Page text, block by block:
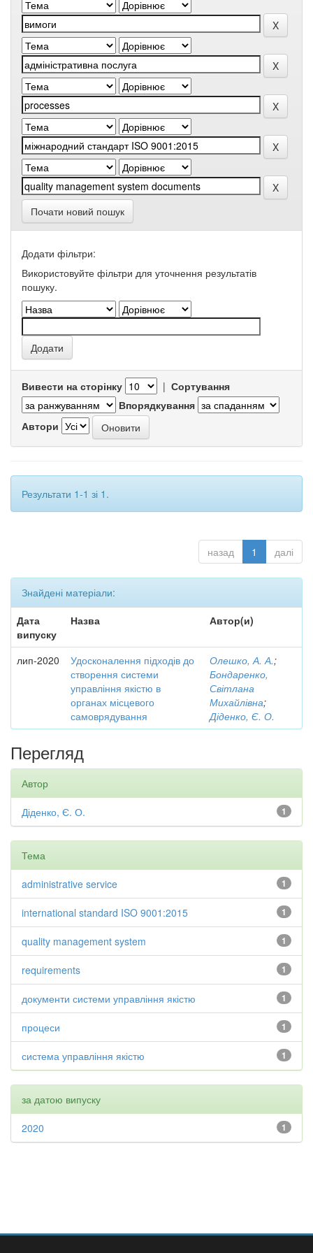
Почати новий пошук
Додати фільтри:
Використовуйте фільтри для уточнення результатів
пошуку.
Вивести на сторінку | Сортування
Впорядкування
Автори
Результати 1-1 зі 1.
назад 1 далі
Знайдені матеріали:
Дата
випуску
Назва Автор(и)
лип-2020
Удосконалення підходів до
створення системи
управління якістю в
органах місцевого
самоврядування
Олешко, А. А.;
Бондаренко,
Світлана
Михайлівна;
Діденко, Є. О.
Перегляд
Автор
1
Діденко, Є. О.
Тема
1
administrative service
1
international standard ISO 9001:2015
1
quality management system
1
requirements
1
документи системи управління якістю
1
процеси
1
система управління якістю
за датою випуску
1
2020